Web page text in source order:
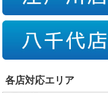
各店対応エリア